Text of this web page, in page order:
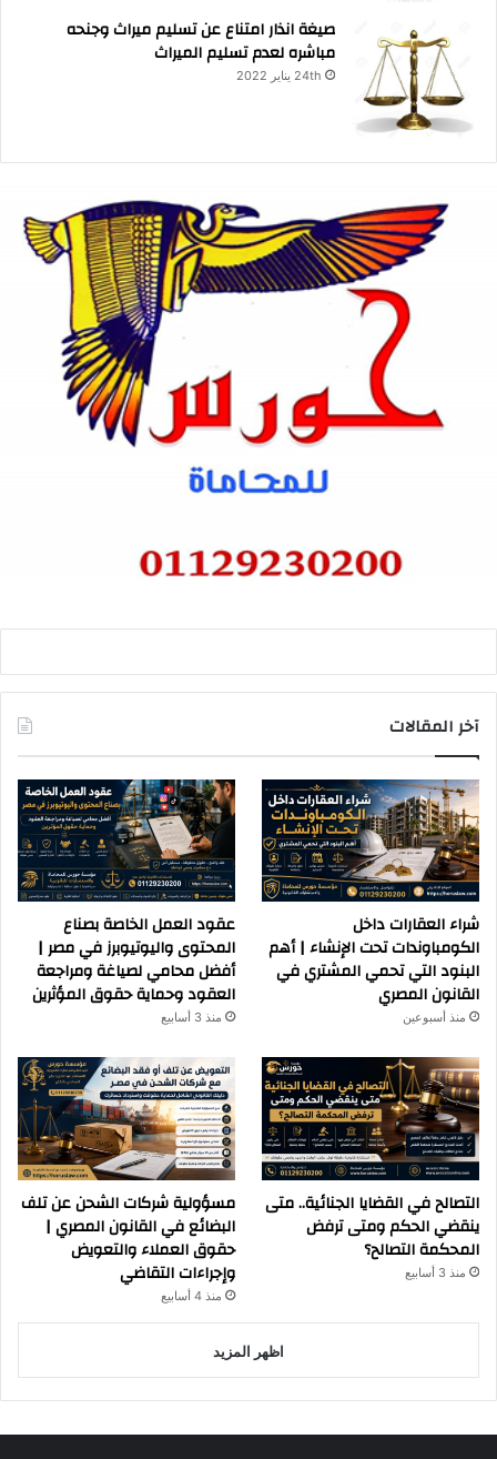
صيغة انذار امتناع عن تسليم ميراث وجنحه
مباشره لعدم تسليم الميراث
24th يناير 2022
آخر المقالات
شراء العقارات داخل
الكومباوندات تحت الإنشاء | أهم
البنود التي تحمي المشتري في
القانون المصري
منذ أسبوعين
عقود العمل الخاصة بصناع
المحتوى واليوتيوبرز في مصر |
أفضل محامي لصياغة ومراجعة
العقود وحماية حقوق المؤثرين
منذ 3 أسابيع
التصالح في القضايا الجنائية.. متى
ينقضي الحكم ومتى ترفض
المحكمة التصالح؟
منذ 3 أسابيع
مسؤولية شركات الشحن عن تلف
البضائع في القانون المصري |
حقوق العملاء والتعويض
وإجراءات التقاضي
منذ 4 أسابيع
اظهر المزيد